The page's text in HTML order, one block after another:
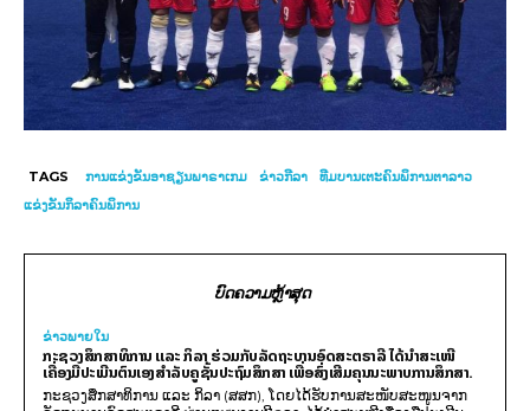
TAGS ການແຂ່ງຂັນອາຊຽນພາຣາເກມ ຂ່າວກີລາ
ທີມບານເຕະຄົນພິການຕາລາວ
ແຂ່ງຂັນກິລາຄົນພິການ
ບົດຄວາມຫຼ້າສຸດ
ຂ່າວພາຍ​ໃນ
ກະຊວງສຶກສາທິການ ແລະ ກິລາ ຮ່ວມກັບລັດຖະບານອົດສະຕຣາລີ ໄດ້ນຳສະເໜີ
ເຄື່ອງມືປະເມີນຕົນເອງສຳລັບຄູຊັ້ນປະຖົມສຶກສາ ເພື່ອສົ່ງເສີມຄຸນນະພາບການສຶກສາ.
ກະຊວງສຶກສາທິການ ແລະ ກິລາ (ສສກ), ໂດຍໄດ້ຮັບການສະໜັບສະໜູນຈາກ